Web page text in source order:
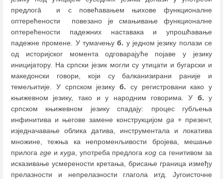
предлогā и с повећавањем њихове функционалне
оптерећености повезано је смањивање функционалне
оптерећености падежних наставака и упрошћавање
падежне промене. У тумачењуб. у једном језику полази се
од историјског момента одговарајуће појаве у језику
иницијатору. На српски језик могли су утицати и бугарски и
македонски говори, који су балканизирани раније и
темељитије. У српском језику б. су регистровани како у
књижевном језику, тако и у народним говорима. У б. у
српском књижевном језику спадају: процес губљења
инфинитива и његове замене конструкцијом да + презент,
изједначавање облика датива, инструментала и локатива
множине, тежња ка непроменљивости бројева, мешање
прилога гдеи куда , употреба предлогакод са генитивом за
исказивање усмерености кретања, брисање граница између
прелазности и непрелазности глагола итд. Југоисточне